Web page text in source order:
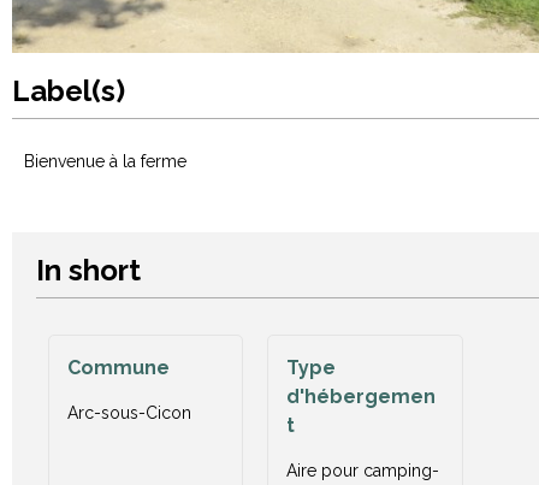
Label(s)
Bienvenue à la ferme
In short
Commune
Arc-sous-Cicon
Type
d'hébergemen
t
Aire pour camping-